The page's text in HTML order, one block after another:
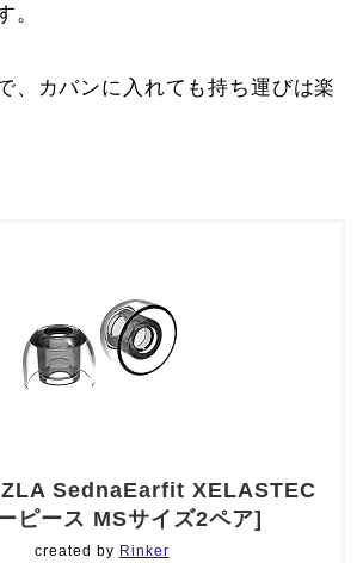
。
、カバンに入れても持ち運びは楽
SednaEarfit XELASTEC
ピース MSサイズ2ペア]
created by Rinker